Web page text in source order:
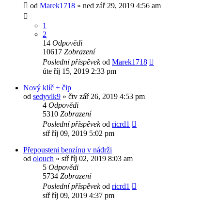
od Marek1718 » ned zář 29, 2019 4:56 am
1
2
14 Odpovědi
10617 Zobrazení
Poslední příspěvekod Marek1718
úte říj 15, 2019 2:33 pm
Nový klíč + čip
od sedyvlk9 » čtv zář 26, 2019 4:53 pm
4 Odpovědi
5310 Zobrazení
Poslední příspěvekod ricrd1
stř říj 09, 2019 5:02 pm
Přepousteni benzínu v nádrži
od olouch » stř říj 02, 2019 8:03 am
5 Odpovědi
5734 Zobrazení
Poslední příspěvekod ricrd1
stř říj 09, 2019 4:37 pm